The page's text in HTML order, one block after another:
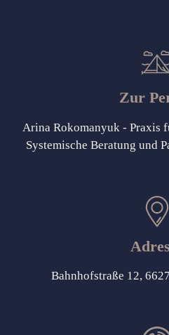
Zur
Arina Rokomanyuk - Praxis
Systemische Beratung und
Bahnhofstraße 12,